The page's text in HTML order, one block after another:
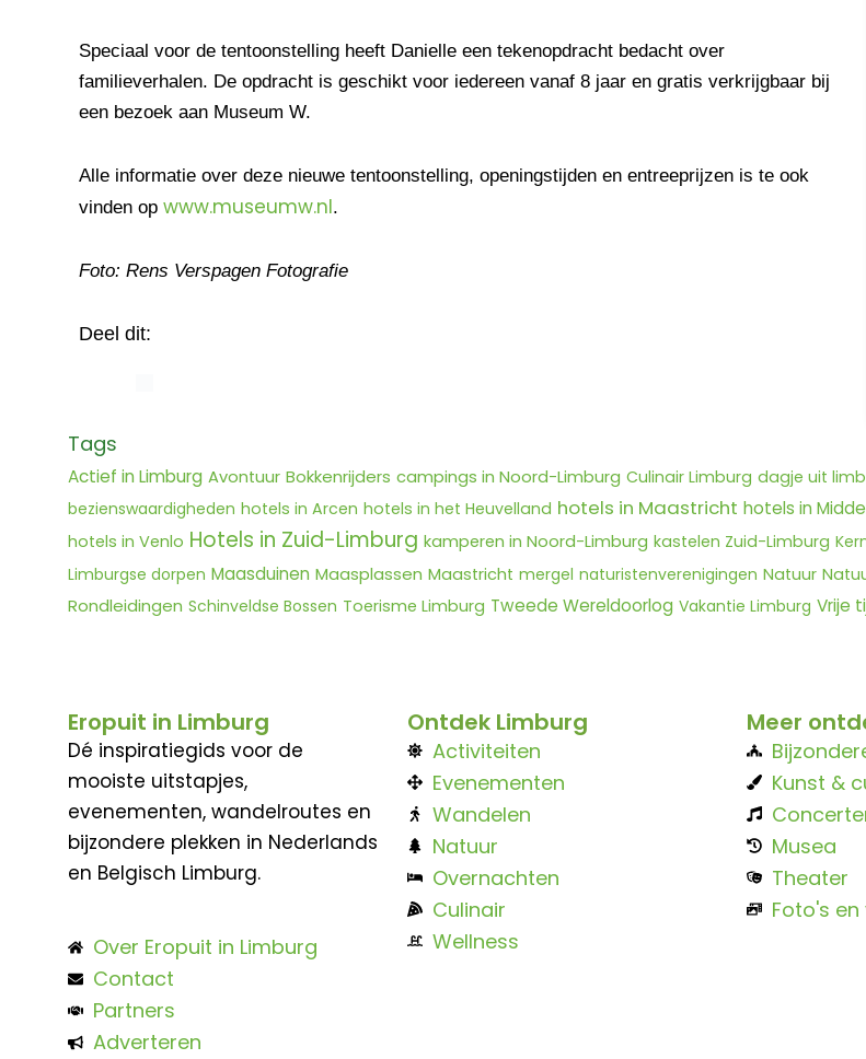
Speciaal voor de tentoonstelling heeft Danielle een tekenopdracht bedacht over
familieverhalen. De opdracht is geschikt voor iedereen vanaf 8 jaar en gratis verkrijgbaar bij
een bezoek aan Museum W.
Alle informatie over deze nieuwe tentoonstelling, openingstijden en entreeprijzen is te ook
vinden op www.museumw.nl.
Foto: Rens Verspagen Fotografie
Deel dit:
Tags
Actief in Limburg Avontuur Bokkenrijders campings in Noord-Limburg Culinair Limburg dagje uit
bezienswaardigheden hotels in Arcen hotels in het Heuvelland hotels in Maastricht hotels in
hotels in Venlo Hotels in Zuid-Limburg kamperen in Noord-Limburg kastelen Zuid-Limburg
Limburgse dorpen Maasduinen Maasplassen Maastricht mergel naturistenverenigingen Natuur
Rondleidingen Schinveldse Bossen Toerisme Limburg Tweede Wereldoorlog Vakantie Limburg Vrije
Eropuit in Limburg
Dé inspiratiegids voor de
mooiste uitstapjes,
evenementen, wandelroutes en
bijzondere plekken in Nederlands
en Belgisch Limburg.
Over Eropuit in Limburg
Contact
Partners
Adverteren
Ontdek Limburg
Activiteiten
Evenementen
Wandelen
Natuur
Overnachten
Culinair
Wellness
Meer
Kunst &
Musea
Theater
Foto's